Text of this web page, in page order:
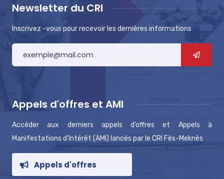
Newsletter du CRI
Inscrivez -vous pour recevoir les dernières informations
Appels d'offres et AMI
Accéder aux derniers appels d’offres et Appels à
Manifestations d’Intérêt (AMI) lancés par le CRI Fès-Meknès
Appels d'offres